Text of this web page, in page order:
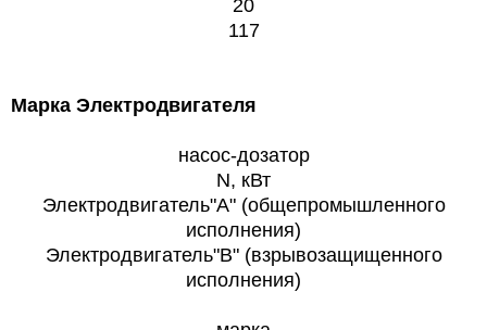
20
117
Марка Электродвигателя
насос-дозатор
N, кВт
Электродвигатель"А" (общепромышленного
исполнения)
Электродвигатель"В" (взрывозащищенного
исполнения)